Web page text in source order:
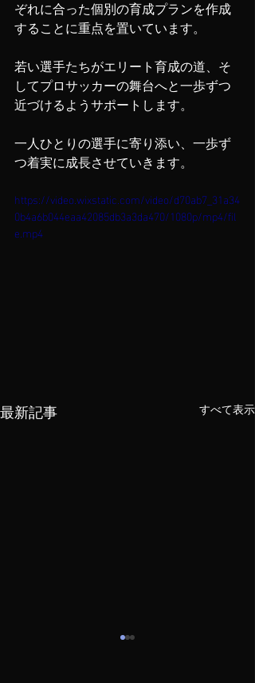
ぞれに合った個別の育成プランを作成
することに重点を置いています。
若い選手たちがエリート育成の道、そ
してプロサッカーの舞台へと一歩ずつ
近づけるようサポートします。
一人ひとりの選手に寄り添い、一歩ず
つ着実に成長させていきます。
https://video.wixstatic.com/video/d70ab7_31a34
0b4a6b044eaa42085db3a3da470/1080p/mp4/fil
e.mp4
最新記事 すべて表示